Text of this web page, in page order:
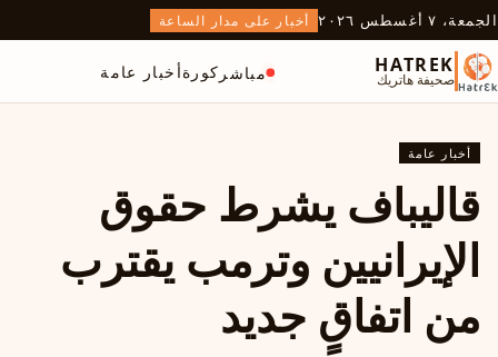
الجمعة، ٧ أغسطس ٢٠٢٦ أخبار على مدار الساعة
HATREK
صحيفة هاتريك مباشر كورةأخبار عامة
أخبار عامة
قاليباف يشرط حقوق
الإيرانيين وترمب يقترب
من اتفاقٍ جديد